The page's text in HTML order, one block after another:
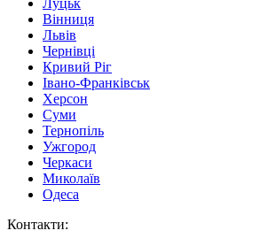
Луцьк
Вінниця
Львів
Чернівці
Кривий Ріг
Івано-Франківськ
Херсон
Суми
Тернопіль
Ужгород
Черкаси
Миколаїв
Одеса
Контакти: